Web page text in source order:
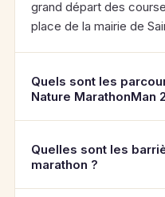
grand départ des
place de la mairie de
Quels sont les
Nature MarathonMan
Quelles sont les
marathon ?